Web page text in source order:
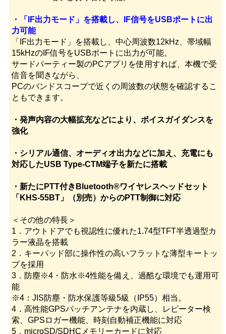
・「IF出力モード」を搭載し、IF信号をUSBポートに出
力可能
「IF出力モード」を搭載し、中心周波数12kHz、帯域幅
15kHzのIF信号をUSBポートに出力が可能。
サードパーティー製のPCアプリを使用すれば、本機で受
信音を聞きながら、
PCのバンドスコープで近くの周波数の状態を確認するこ
ともできます。
・発声内容の大幅拡充などにより、ボイスガイダンスを
強化
・シリアル通信、オーディオ出力などに加え、充電にも
対応したUSB Type-CTM端子を新たに搭載
・新たにPTT付きBluetooth®ワイヤレスヘッドセット
「KHS-55BT」（別売）からのPTT制御に対応
＜その他の特長＞
1．アウトドアでも視認性に優れた1.74型TFT半透過型カ
ラー液晶を搭載
2．キーパッド部に操作性の高いフラットな薄型キートッ
プを採用
3．防塵※4・防水※4性能を備え、過酷な環境でも運用可
能
※4：JIS防塵・防水保護等級5級（IP55）相当。
4．高性能GPSパッチアンテナを内蔵し、レピーター検
索、GPSロガー機能、時刻自動補正機能に対応
5．microSD/SDHCメモリーカードに対応